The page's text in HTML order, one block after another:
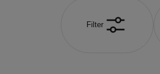
Filter